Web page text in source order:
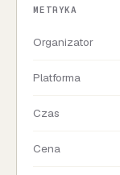
METRYKA
Organizator
Platforma
Czas
Cena